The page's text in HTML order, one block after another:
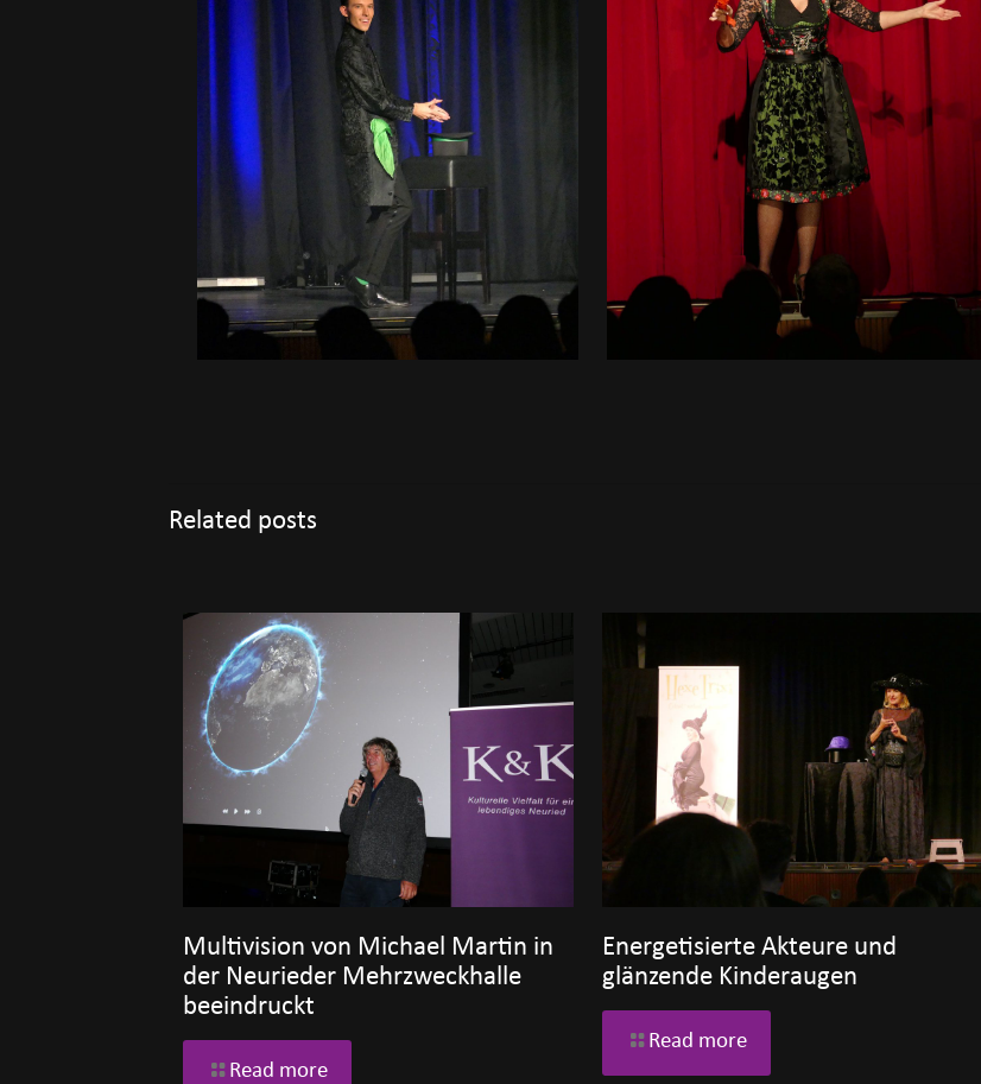
Related posts
Multivision von Michael Martin in
der Neurieder Mehrzweckhalle
beeindruckt
Read more
Energetisierte Akteure und
glänzende Kinderaugen
Read more